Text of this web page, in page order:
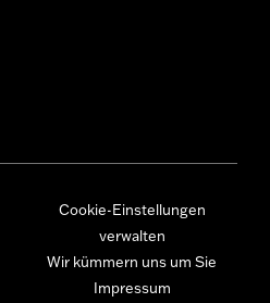
Cookie-Einstellungen
verwalten
Wir kümmern uns um Sie
Impressum